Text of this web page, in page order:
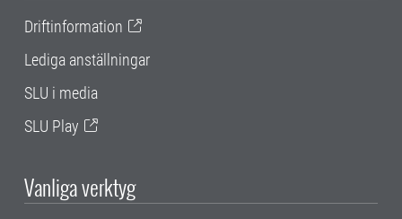
Driftinformation
Lediga anställningar
SLU i media
SLU Play
Vanliga verktyg